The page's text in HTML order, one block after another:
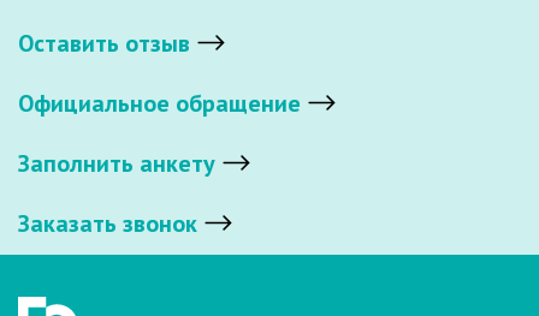
Оставить отзыв
Официальное обращение
Заполнить анкету
Заказать звонок